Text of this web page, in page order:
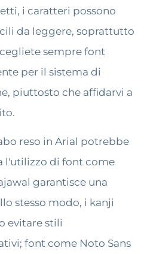
i caratteri possono
da leggere, soprattutto
sempre font
per il sistema di
piuttosto che affidarvi a
reso in Arial potrebbe
l'utilizzo di font come
garantisce una
stesso modo, i kanji
evitare stili
font come Noto Sans